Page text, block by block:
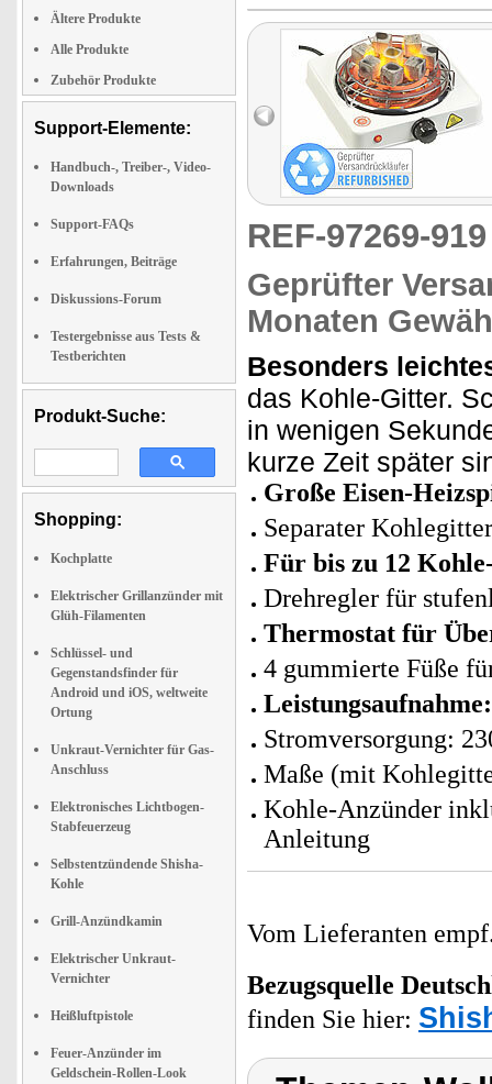
Ältere Produkte
Alle Produkte
Zubehör Produkte
Support-Elemente:
Handbuch-, Treiber-, Video-
Downloads
Support-FAQs
Erfahrungen, Beiträge
Diskussions-Forum
Testergebnisse aus Tests &
Testberichten
Produkt-Suche:
Shopping:
Kochplatte
Elektrischer Grillanzünder mit
Glüh-Filamenten
Schlüssel- und
Gegenstandsfinder für
Android und iOS, weltweite
Ortung
Unkraut-Vernichter für Gas-
Anschluss
Elektronisches Lichtbogen-
Stabfeuerzeug
Selbstentzündende Shisha-
Kohle
Grill-Anzündkamin
Elektrischer Unkraut-
Vernichter
Heißluftpistole
Feuer-Anzünder im
Geldschein-Rollen-Look
REF-97269-
Geprüfter
Monaten
Besonders
das Kohle-Gitter.
in wenigen
kurze Zeit später
Große Eisen-
Separater
Für bis zu 12
Drehregler für
Thermostat für
4 gummierte Füße
Stromversorgung:
Maße (mit
Kohle-Anzünder
Anleitung
Vom Lieferanten
Bezugsquelle
finden Sie hier: